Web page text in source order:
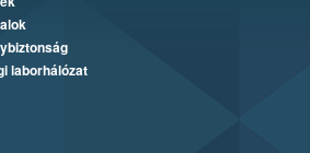
laborhálózat